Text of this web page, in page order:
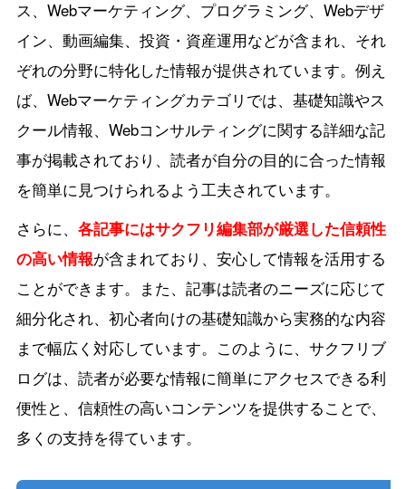
ス、Webマーケティング、プログラミング、Webデザ
イン、動画編集、投資・資産運用などが含まれ、それ
ぞれの分野に特化した情報が提供されています。例え
ば、Webマーケティングカテゴリでは、基礎知識やス
クール情報、Webコンサルティングに関する詳細な記
事が掲載されており、読者が自分の目的に合った情報
を簡単に見つけられるよう工夫されています。
さらに、 各記事にはサクフリ編集部が厳選した信頼性
の高い情報が含まれており、安心して情報を活用する
ことができます。また、記事は読者のニーズに応じて
細分化され、初心者向けの基礎知識から実務的な内容
まで幅広く対応しています。このように、サクフリブ
ログは、読者が必要な情報に簡単にアクセスできる利
便性と、信頼性の高いコンテンツを提供することで、
多くの支持を得ています。